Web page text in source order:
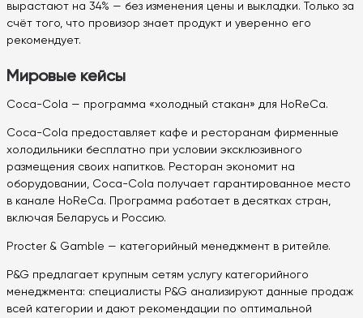
вырастают на 34% — без изменения цены и выкладки. Только за
счёт того, что провизор знает продукт и уверенно его
рекомендует.
Мировые кейсы
Coca-Cola — программа «холодный стакан» для HoReCa.
Coca-Cola предоставляет кафе и ресторанам фирменные
холодильники бесплатно при условии эксклюзивного
размещения своих напитков. Ресторан экономит на
оборудовании, Coca-Cola получает гарантированное место
в канале HoReCa. Программа работает в десятках стран,
включая Беларусь и Россию.
Procter & Gamble — категорийный менеджмент в ритейле.
P&G предлагает крупным сетям услугу категорийного
менеджмента: специалисты P&G анализируют данные продаж
всей категории и дают рекомендации по оптимальной